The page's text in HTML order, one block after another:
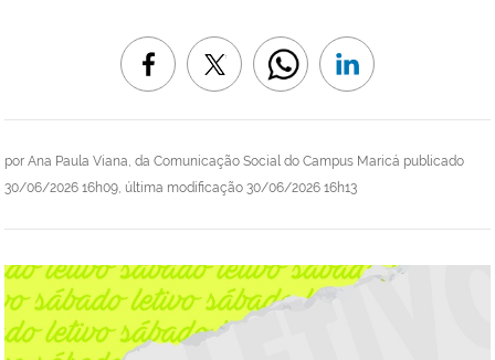
por Ana Paula Viana, da Comunicação Social do Campus Maricá publicado
30/06/2026 16h09, última modificação 30/06/2026 16h13